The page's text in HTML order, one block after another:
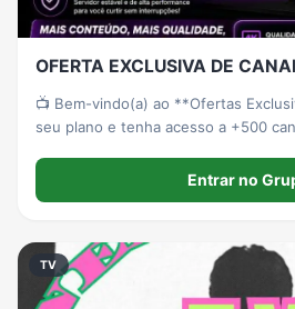
OFERTA EXCLUSIVA DE
📺 Bem-vindo(a) ao **Ofertas
seu plano e tenha acesso a +500
rápido e suporte dedicado. Venha
Entrar no
TV